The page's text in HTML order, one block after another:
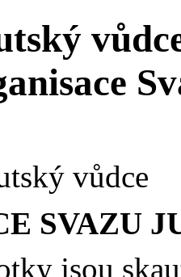
vůdce
SVAZU
jsou